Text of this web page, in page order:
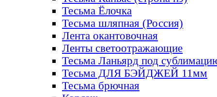
Тесьма Ёлочка
Тесьма шляпная (Россия)
Лента окантовочная
Ленты светоотражающие
Тесьма Ланьярд под
Тесьма ДЛЯ БЭЙДЖЕЙ 11мм
Тесьма брючная